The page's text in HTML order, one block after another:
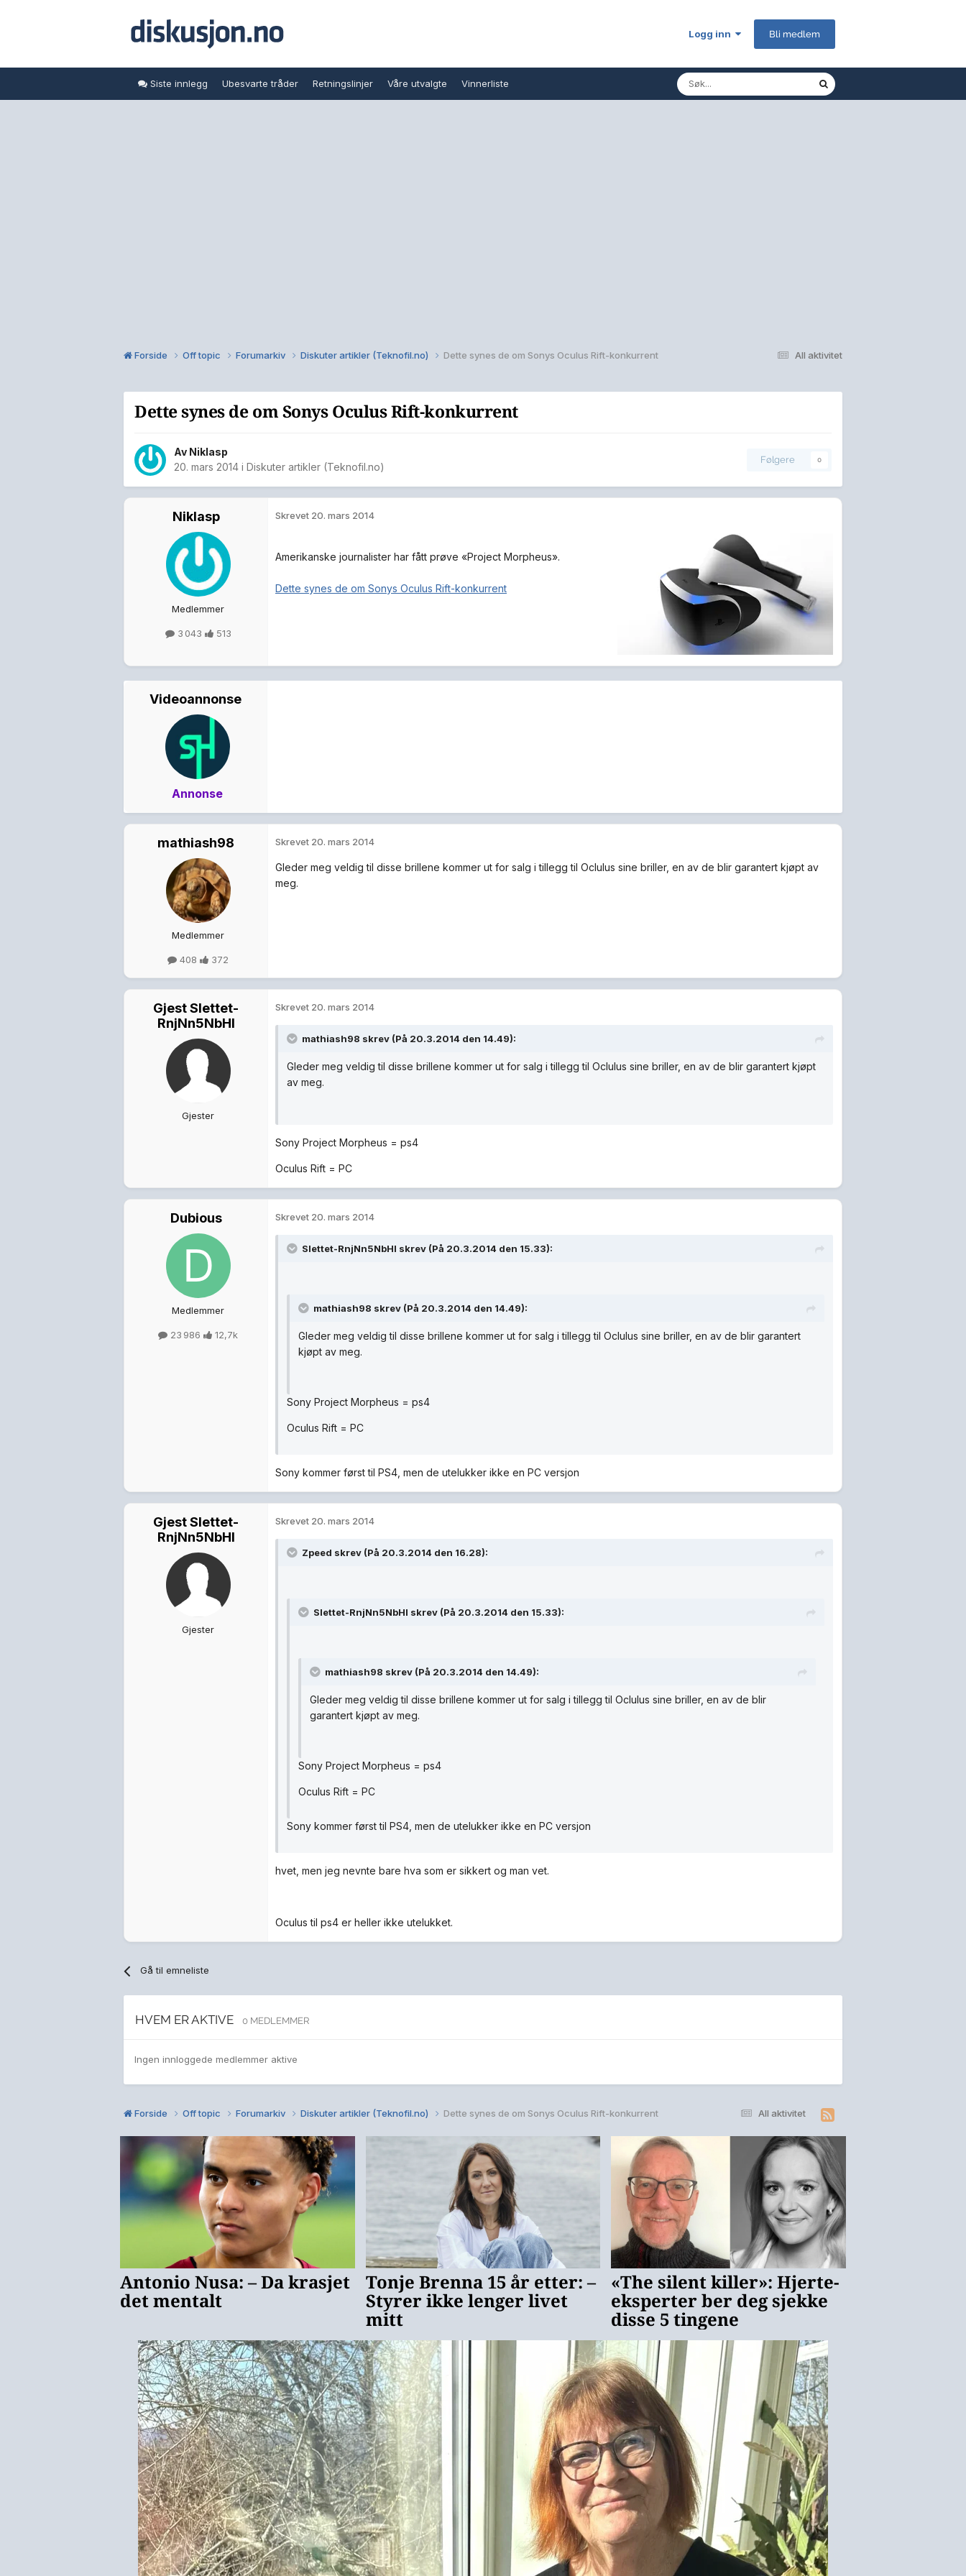
Logg inn Bli medlem
Siste innlegg Ubesvarte tråder Retningslinjer Våre utvalgte Vinnerliste
All aktivitet
Forside Off topic Forumarkiv Diskuter artikler (Teknofil.no) Dette synes de om Sonys Oculus Rift-konkurrent
Dette synes de om Sonys Oculus Rift-konkurrent
Av Niklasp
20. mars 2014 i Diskuter artikler (Teknofil.no)
Følgere 0
Niklasp
Medlemmer
3 043 513
Skrevet 20. mars 2014
Amerikanske journalister har fått prøve «Project Morpheus».
Dette synes de om Sonys Oculus Rift-konkurrent
Videoannonse
Annonse
mathiash98
Medlemmer
408 372
Skrevet 20. mars 2014
Gleder meg veldig til disse brillene kommer ut for salg i tillegg til Oclulus sine briller, en av de blir garantert kjøpt av
meg.
Gjest Slettet-
RnjNn5NbHl
Gjester
Skrevet 20. mars 2014
mathiash98 skrev (På 20.3.2014 den 14.49):
Gleder meg veldig til disse brillene kommer ut for salg i tillegg til Oclulus sine briller, en av de blir garantert kjøpt
av meg.
Sony Project Morpheus = ps4
Oculus Rift = PC
Dubious
Medlemmer
23 986 12,7k
Skrevet 20. mars 2014
Slettet-RnjNn5NbHl skrev (På 20.3.2014 den 15.33):
mathiash98 skrev (På 20.3.2014 den 14.49):
Gleder meg veldig til disse brillene kommer ut for salg i tillegg til Oclulus sine briller, en av de blir garantert
kjøpt av meg.
Sony Project Morpheus = ps4
Oculus Rift = PC
Sony kommer først til PS4, men de utelukker ikke en PC versjon
Gjest Slettet-
RnjNn5NbHl
Gjester
Skrevet 20. mars 2014
Zpeed skrev (På 20.3.2014 den 16.28):
Slettet-RnjNn5NbHl skrev (På 20.3.2014 den 15.33):
mathiash98 skrev (På 20.3.2014 den 14.49):
Gleder meg veldig til disse brillene kommer ut for salg i tillegg til Oclulus sine briller, en av de blir
garantert kjøpt av meg.
Sony Project Morpheus = ps4
Oculus Rift = PC
Sony kommer først til PS4, men de utelukker ikke en PC versjon
hvet, men jeg nevnte bare hva som er sikkert og man vet.
Oculus til ps4 er heller ikke utelukket.
Gå til emneliste
HVEM ER AKTIVE 0 MEDLEMMER
Ingen innloggede medlemmer aktive
All aktivitet
Forside Off topic Forumarkiv Diskuter artikler (Teknofil.no) Dette synes de om Sonys Oculus Rift-konkurrent